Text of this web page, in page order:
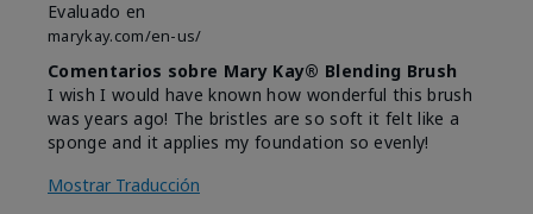
Evaluado en
marykay.com/en-us/
Comentarios sobre Mary Kay® Blending Brush
I wish I would have known how wonderful this brush
was years ago! The bristles are so soft it felt like a
sponge and it applies my foundation so evenly!
Mostrar Traducción